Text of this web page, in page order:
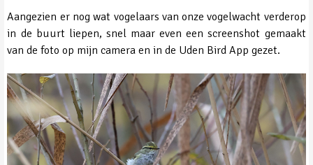
Aangezien er nog wat vogelaars van onze vogelwacht verderop
in de buurt liepen, snel maar even een screenshot gemaakt
van de foto op mijn camera en in de Uden Bird App gezet.